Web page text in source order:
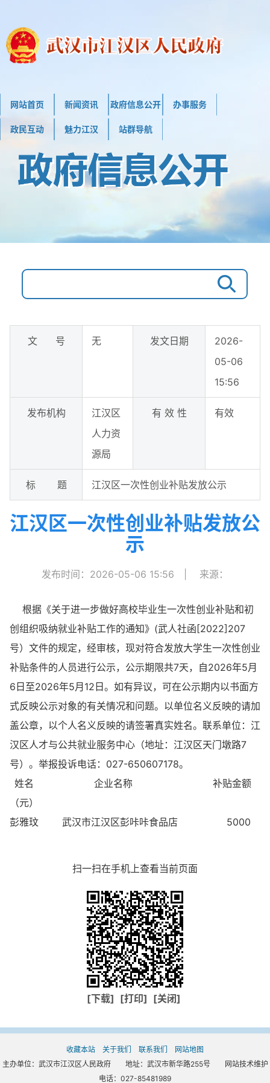
网站首页 新闻资讯 政府信息公开 办事服务
政民互动 魅力江汉 站群导航
文 号 无 发文日期
2026-
05-06
15:56
发布机构
江汉区
人力资
源局
有 效 性 有效
标 题 江汉区一次性创业补贴发放公示
江汉区一次性创业补贴发放公
示
发布时间：2026-05-06 15:56 来源：
根据《关于进一步做好高校毕业生一次性创业补贴和初
创组织吸纳就业补贴工作的通知》(武人社函[2022]207
号）文件的规定，经审核，现对符合发放大学生一次性创业
补贴条件的人员进行公示，公示期限共7天，自2026年5月
6日至2026年5月12日。如有异议，可在公示期内以书面方
式反映公示对象的有关情况和问题。以单位名义反映的请加
盖公章，以个人名义反映的请签署真实姓名。联系单位：江
汉区人才与公共就业服务中心（地址：江汉区天门墩路7
号）。举报投诉电话：027-650607178。
姓名 企业名称 补贴金额
（元）
彭雅玟 武汉市江汉区彭咔咔食品店 5000
扫一扫在手机上查看当前页面
[下载] [打印] [关闭]
收藏本站 关于我们 联系我们
网站地图
主办单位：武汉市江汉区人民政府 地址：武汉市新华路255号 网站技术维护
电话：027-85481989